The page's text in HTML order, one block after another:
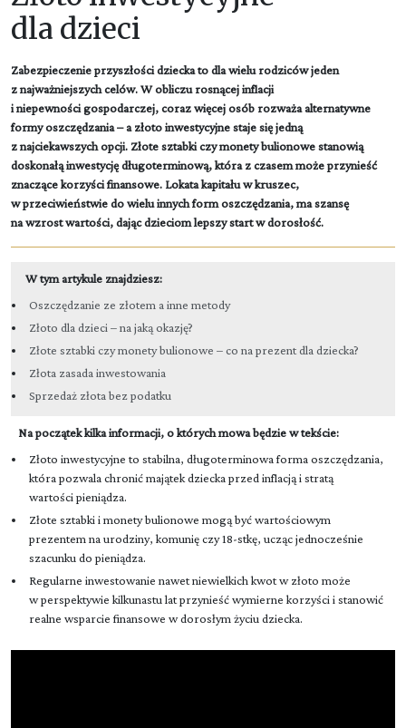
dla dzieci
Zabezpieczenie przyszłości dziecka to dla wielu rodziców jeden
z najważniejszych celów. W obliczu rosnącej inflacji
i niepewności gospodarczej, coraz więcej osób rozważa alternatywne
formy oszczędzania – a złoto inwestycyjne staje się jedną
z najciekawszych opcji. Złote sztabki czy monety bulionowe stanowią
doskonałą inwestycję długoterminową, która z czasem może przynieść
znaczące korzyści finansowe. Lokata kapitału w kruszec,
w przeciwieństwie do wielu innych form oszczędzania, ma szansę
na wzrost wartości, dając dzieciom lepszy start w dorosłość.
W tym artykule znajdziesz:
Oszczędzanie ze złotem a inne metody
Złoto dla dzieci – na jaką okazję?
Złote sztabki czy monety bulionowe – co na prezent dla dziecka?
Złota zasada inwestowania
Sprzedaż złota bez podatku
Na początek kilka informacji, o których mowa będzie w tekście:
Złoto inwestycyjne to stabilna, długoterminowa forma oszczędzania,
która pozwala chronić majątek dziecka przed inflacją i stratą
wartości pieniądza.
Złote sztabki i monety bulionowe mogą być wartościowym
prezentem na urodziny, komunię czy 18-stkę, ucząc jednocześnie
szacunku do pieniądza.
Regularne inwestowanie nawet niewielkich kwot w złoto może
w perspektywie kilkunastu lat przynieść wymierne korzyści i stanowić
realne wsparcie finansowe w dorosłym życiu dziecka.